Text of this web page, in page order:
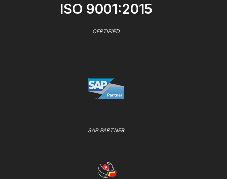
ISO 9001:2015
CERTIFIED
SAP PARTNER